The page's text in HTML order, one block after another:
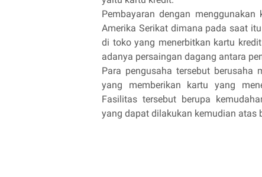
Pembayaran dengan
Amerika Serikat dimana pada saat
di toko yang menerbitkan kartu
adanya persaingan dagang antara
Para pengusaha tersebut berusaha
yang memberikan kartu yang
Fasilitas tersebut berupa
yang dapat dilakukan kemudian atas